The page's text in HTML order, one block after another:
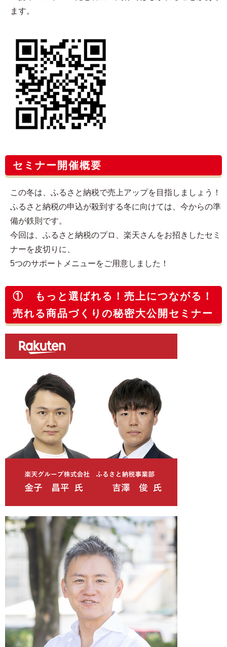
ます。
セミナー開催概要
この冬は、ふるさと納税で売上アップを目指しましょう！
ふるさと納税の申込が殺到する冬に向けては、今からの準
備が鉄則です。
今回は、ふるさと納税のプロ、楽天さんをお招きしたセミ
ナーを皮切りに、
5つのサポートメニューをご用意しました！
① もっと選ばれる！売上につながる！
売れる商品づくりの秘密大公開セミナー